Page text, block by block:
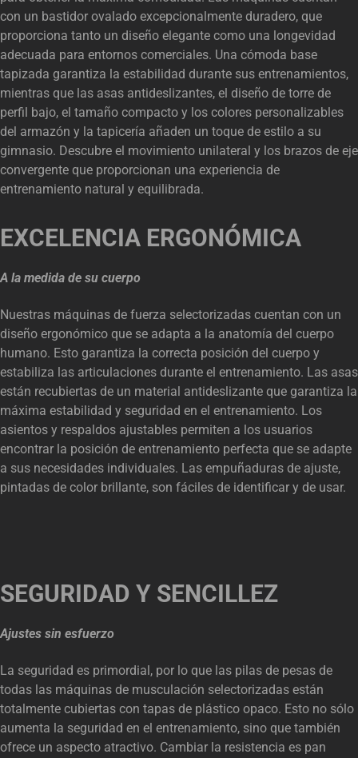
con un bastidor ovalado excepcionalmente duradero, que
proporciona tanto un diseño elegante como una longevidad
adecuada para entornos comerciales. Una cómoda base
tapizada garantiza la estabilidad durante sus entrenamientos,
mientras que las asas antideslizantes, el diseño de torre de
perfil bajo, el tamaño compacto y los colores personalizables
del armazón y la tapicería añaden un toque de estilo a su
gimnasio. Descubre el movimiento unilateral y los brazos de eje
convergente que proporcionan una experiencia de
entrenamiento natural y equilibrada.
EXCELENCIA ERGONÓMICA
A la medida de su cuerpo
Nuestras máquinas de fuerza selectorizadas cuentan con un
diseño ergonómico que se adapta a la anatomía del cuerpo
humano. Esto garantiza la correcta posición del cuerpo y
estabiliza las articulaciones durante el entrenamiento. Las asas
están recubiertas de un material antideslizante que garantiza la
máxima estabilidad y seguridad en el entrenamiento. Los
asientos y respaldos ajustables permiten a los usuarios
encontrar la posición de entrenamiento perfecta que se adapte
a sus necesidades individuales. Las empuñaduras de ajuste,
pintadas de color brillante, son fáciles de identificar y de usar.
SEGURIDAD Y SENCILLEZ
Ajustes sin esfuerzo
La seguridad es primordial, por lo que las pilas de pesas de
todas las máquinas de musculación selectorizadas están
totalmente cubiertas con tapas de plástico opaco. Esto no sólo
aumenta la seguridad en el entrenamiento, sino que también
ofrece un aspecto atractivo. Cambiar la resistencia es pan